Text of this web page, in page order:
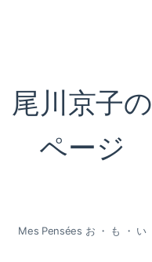
尾川京子の
ページ
Mes Pensées お ・ も ・ い